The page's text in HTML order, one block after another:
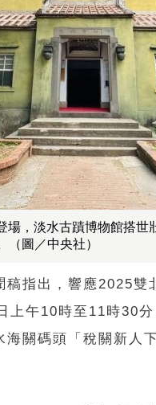
場，淡水古蹟博物館搭
圖／中央社）
稿指出，響應2025
上午10時至11時30
海關碼頭「稅關新